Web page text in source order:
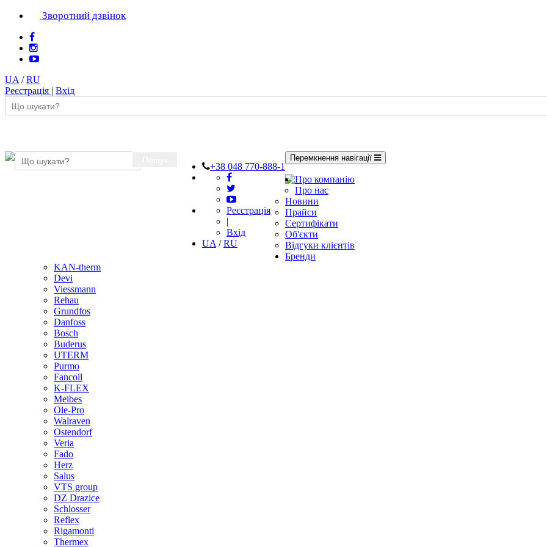
Зворотний дзвінок
UA /RU
Реєстрація | Вхід
+38 048 770-888-1
Реєстрація
|
Вхід
UA /RU
Перемкнення навігації
Про компанію
Про нас
Новини
Прайси
Сертифікати
Об'єкти
Відгуки клієнтів
Бренди
KAN-therm
Devi
Viessmann
Rehau
Grundfos
Danfoss
Bosch
Buderus
UTERM
Purmo
Fancoil
K-FLEX
Meibes
Ole-Pro
Walraven
Ostendorf
Veria
Fado
Herz
Salus
VTS group
DZ Drazice
Schlosser
Reflex
Rigamonti
Thermex